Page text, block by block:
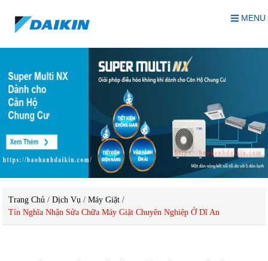
MENU
Trang Chủ /Dịch Vụ /Máy Giặt /
Tín Nghĩa Nhận Sửa Chữa Máy Giặt Chuyên Nghiệp Ở Dĩ An